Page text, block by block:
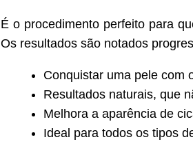
É o procedimento perfeito para
Os resultados são notados
Conquistar uma pele com
Resultados naturais, que
Melhora a aparência de
Ideal para todos os tipos